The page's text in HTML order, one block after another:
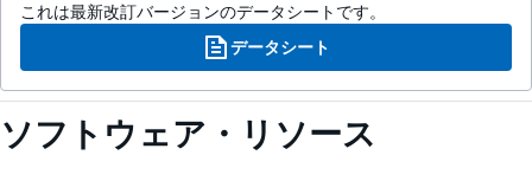
これは最新改訂バージョンのデータシートです。
データシート
ソフトウェア・リソース